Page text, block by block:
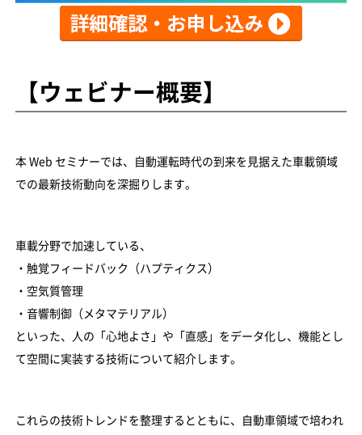
【ウェビナー概要】
本 Web セミナーでは、自動運転時代の到来を見据えた車載領域
での最新技術動向を深掘りします。
車載分野で加速している、
・触覚フィードバック（ハプティクス）
・空気質管理
・音響制御（メタマテリアル）
といった、人の「心地よさ」や「直感」をデータ化し、機能とし
て空間に実装する技術について紹介します。
これらの技術トレンドを整理するとともに、自動車領域で培われ